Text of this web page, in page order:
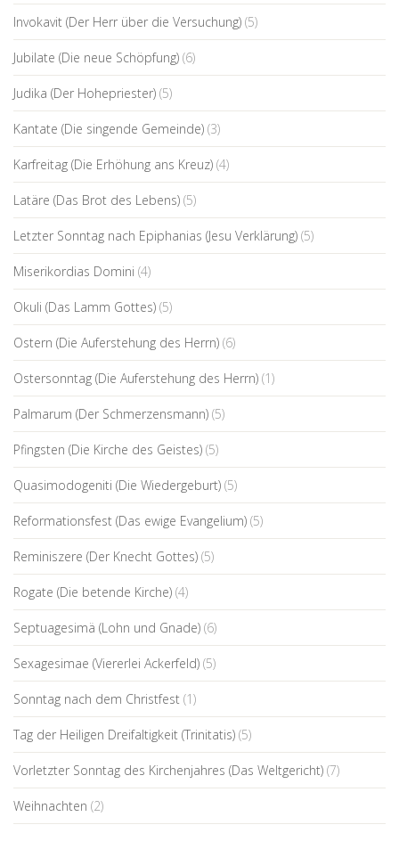
Invokavit (Der Herr über die Versuchung) (5)
Jubilate (Die neue Schöpfung) (6)
Judika (Der Hohepriester) (5)
Kantate (Die singende Gemeinde) (3)
Karfreitag (Die Erhöhung ans Kreuz) (4)
Latäre (Das Brot des Lebens) (5)
Letzter Sonntag nach Epiphanias (Jesu Verklärung) (5)
Miserikordias Domini (4)
Okuli (Das Lamm Gottes) (5)
Ostern (Die Auferstehung des Herrn) (6)
Ostersonntag (Die Auferstehung des Herrn) (1)
Palmarum (Der Schmerzensmann) (5)
Pfingsten (Die Kirche des Geistes) (5)
Quasimodogeniti (Die Wiedergeburt) (5)
Reformationsfest (Das ewige Evangelium) (5)
Reminiszere (Der Knecht Gottes) (5)
Rogate (Die betende Kirche) (4)
Septuagesimä (Lohn und Gnade) (6)
Sexagesimae (Viererlei Ackerfeld) (5)
Sonntag nach dem Christfest (1)
Tag der Heiligen Dreifaltigkeit (Trinitatis) (5)
Vorletzter Sonntag des Kirchenjahres (Das Weltgericht) (7)
Weihnachten (2)